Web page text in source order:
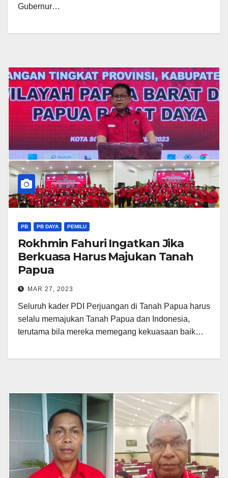
Gubernur…
PB PB DAYA PEMILU
Rokhmin Fahuri Ingatkan Jika
Berkuasa Harus Majukan Tanah
Papua
MAR 27, 2023
Seluruh kader PDI Perjuangan di Tanah Papua harus
selalu memajukan Tanah Papua dan Indonesia,
terutama bila mereka memegang kekuasaan baik…